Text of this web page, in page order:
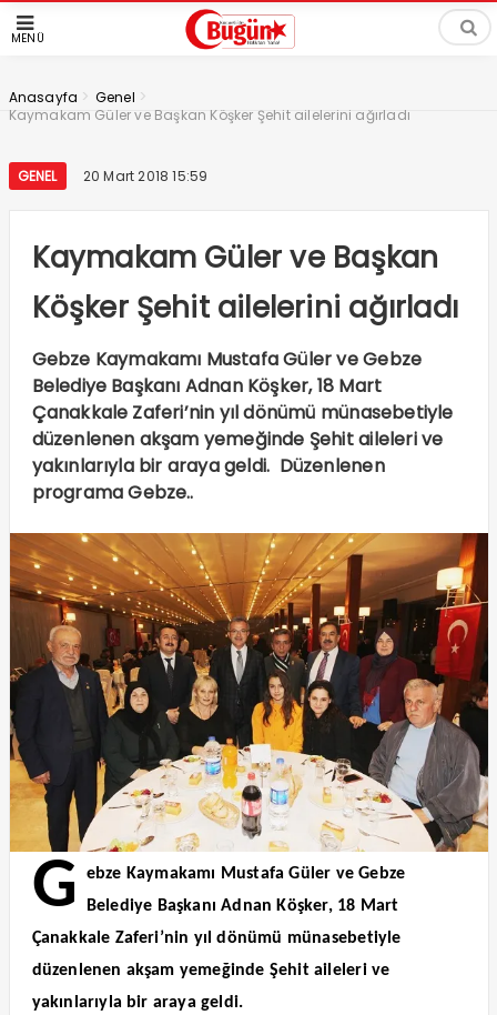
MENÜ
Anasayfa > Genel >
Kaymakam Güler ve Başkan Köşker Şehit ailelerini ağırladı
GENEL 20 Mart 2018 15:59
Kaymakam Güler ve Başkan
Köşker Şehit ailelerini ağırladı
Gebze Kaymakamı Mustafa Güler ve Gebze
Belediye Başkanı Adnan Köşker, 18 Mart
Çanakkale Zaferi’nin yıl dönümü münasebetiyle
düzenlenen akşam yemeğinde Şehit aileleri ve
yakınlarıyla bir araya geldi. Düzenlenen
programa Gebze..
G
ebze Kaymakamı Mustafa Güler ve Gebze
Belediye Başkanı Adnan Köşker, 18 Mart
Çanakkale Zaferi’nin yıl dönümü münasebetiyle
düzenlenen akşam yemeğinde Şehit aileleri ve
yakınlarıyla bir araya geldi.